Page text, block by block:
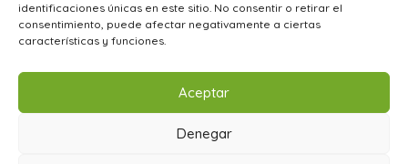
identificaciones únicas en este sitio. No consentir o retirar el
consentimiento, puede afectar negativamente a ciertas
características y funciones.
Aceptar
Denegar
CONTACTO
Carretera Martos - Santiago de Calatrava, km. 5 23600
Atención al cliente: 649 227 459 (de lunes a viernes, de